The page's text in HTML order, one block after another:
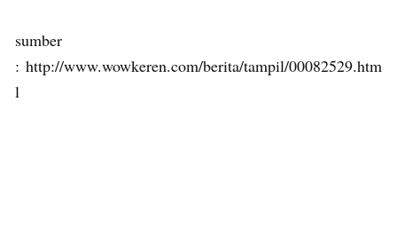
sumber
: http://www.wowkeren.com/berita/tampil/00082529.htm
l